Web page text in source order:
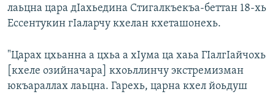
лаьцна цара дIахьедина Стигалкъекъа-беттан 18-хь
Ессентукин гIаларчу кхелан кхеташонехь.
"Царах цхьанна а цхьа а хIума ца хаьа ГIалгIайчохь
[кхеле озийначара] кхоьллинчу экстремизман
юкъараллах лаьцна. Гарехь, царна кхел йоьдуш